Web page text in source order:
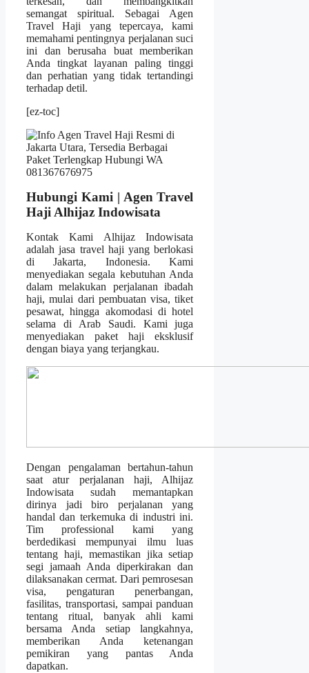
semangat spiritual. Sebagai Agen
Travel Haji yang tepercaya, kami
memahami pentingnya perjalanan suci
ini dan berusaha buat memberikan
Anda tingkat layanan paling tinggi
dan perhatian yang tidak tertandingi
terhadap detil.
[ez-toc]
Hubungi Kami | Agen Travel
Haji Alhijaz Indowisata
Kontak Kami Alhijaz Indowisata
adalah jasa travel haji yang berlokasi
di Jakarta, Indonesia. Kami
menyediakan segala kebutuhan Anda
dalam melakukan perjalanan ibadah
haji, mulai dari pembuatan visa, tiket
pesawat, hingga akomodasi di hotel
selama di Arab Saudi. Kami juga
menyediakan paket haji eksklusif
dengan biaya yang terjangkau.
Dengan pengalaman bertahun-tahun
saat atur perjalanan haji, Alhijaz
Indowisata sudah memantapkan
dirinya jadi biro perjalanan yang
handal dan terkemuka di industri ini.
Tim professional kami yang
berdedikasi mempunyai ilmu luas
tentang haji, memastikan jika setiap
segi jamaah Anda diperkirakan dan
dilaksanakan cermat. Dari pemrosesan
visa, pengaturan penerbangan,
fasilitas, transportasi, sampai panduan
tentang ritual, banyak ahli kami
bersama Anda setiap langkahnya,
memberikan Anda ketenangan
pemikiran yang pantas Anda
dapatkan.